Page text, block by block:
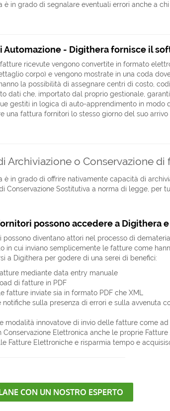
è in grado di segnalare eventuali errori anche a
Automazione - Digithera fornisce il
ricevute vengono convertite in formato
corpo) e vengono mostrate in una coda
la possibilità di assegnare centri di costo,
dati che, importato dal proprio gestionale,
gestiti in logica di auto-apprendimento in modo
una fattura fornitori lo stesso giorno del suo arrivo
Archiviazione o Conservazione
è in grado di offrire nativamente capacità di
Conservazione Sostitutiva a norma di legge,
possono accedere a Digithera
possono diventano attori nel processo di
in cui inviano semplicemente le fatture come
a Digithera per godere di una serei di benefici:
mediante data entry manuale
di fatture in PDF
fatture inviate sia in formato PDF che XML
notifiche sulla presenza di errori e sulla avvenuta
modalità innovatove di invio delle fatture come
Conservazione Elettronica anche le proprie Fatture
Fatture Elettroniche e risparmia tempo e
CON UN NOSTRO ESPERTO